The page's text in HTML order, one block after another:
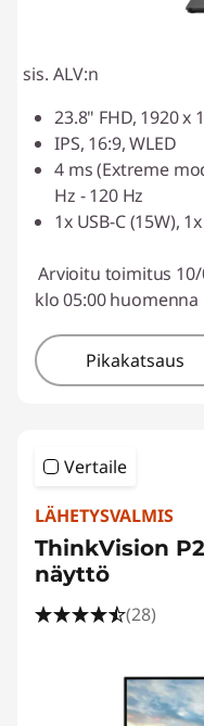
sis. ALV:n
23.8" FHD, 1920 x
IPS, 16:9, WLED
4 ms (Extreme
Hz - 120 Hz
1x USB-C (15W),
Arvioitu toimitus
klo 05:00 huomenna
Pikakatsaus
Vertaile
LÄHETYSVALMIS
ThinkVision
näyttö
(28)